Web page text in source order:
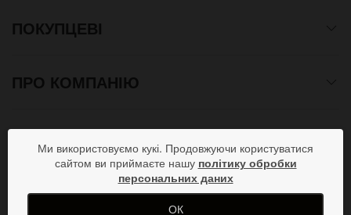
ПОКУПЦЕВІ
ПРО КОМПАНІЮ
СПОСОБИ ОПЛАТИ
ПРИЄДНУЙСЯ В СОЦМЕРЕЖАХ
Ми використовуємо кукі. Продовжуючи користуватися
сайтом ви приймаєте нашу політику обробки
персональних даних
ОК